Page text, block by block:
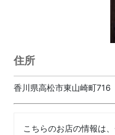
住所
香川県高松市東山崎町716
こちらのお店の情報は